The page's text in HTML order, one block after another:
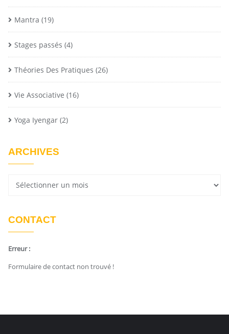
Mantra (19)
Stages passés (4)
Théories Des Pratiques (26)
Vie Associative (16)
Yoga Iyengar (2)
ARCHIVES
CONTACT
Erreur :
Formulaire de contact non trouvé !